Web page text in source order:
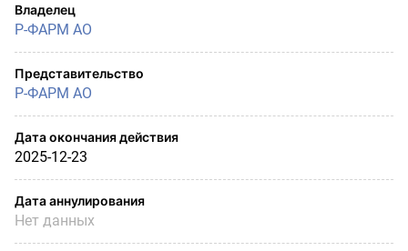
Владелец
Р-ФАРМ АО
Представительство
Р-ФАРМ АО
Дата окончания действия
2025-12-23
Дата аннулирования
Нет данных